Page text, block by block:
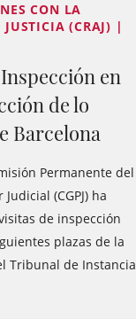
CON LA
(CRAJ) |
en
de lo
Barcelona
Permanente del
(CGPJ) ha
de inspección
plazas de la
Tribunal de Instancia